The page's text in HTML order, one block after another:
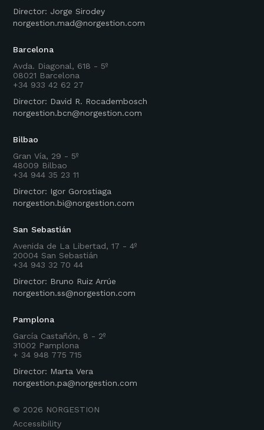
Director: Jorge Sirodey
norgestion.mad@norgestion.com
Barcelona
Avda. Diagonal, 618 - 5º
08021 Barcelona
+34 933 42 62 27
Director: David R. Rocadembosch
norgestion.bcn@norgestion.com
Bilbao
Gran Vía, 29 - 5º
48009 Bilbao
+34 944 35 23 11
Director: Igor Gorostiaga
norgestion.bi@norgestion.com
San Sebastián
Avenida de La Libertad, 17 - 4º
20004 San Sebastián
+34 943 32 70 44
Director: Bruno Ruiz Arrúe
norgestion.ss@norgestion.com
Pamplona
García Castañón, 8 - 2º
31002 Pamplona
+ 34 948 775 715
Director: Marta Vera
norgestion.pa@norgestion.com
Accessibility
© 2026 NORGESTION